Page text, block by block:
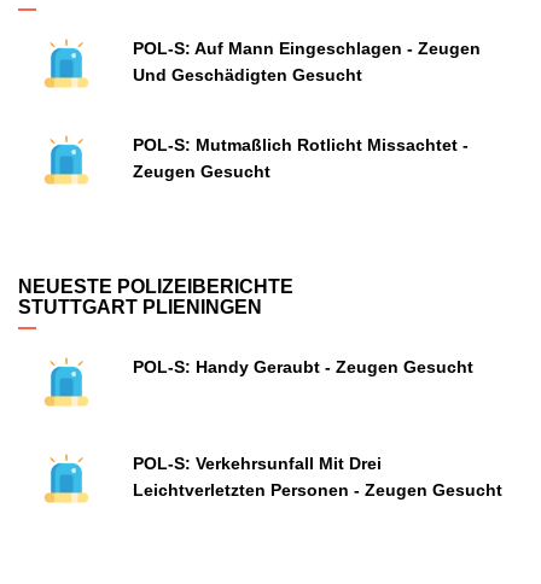
POL-S: Auf Mann Eingeschlagen - Zeugen
Und Geschädigten Gesucht
POL-S: Mutmaßlich Rotlicht Missachtet -
Zeugen Gesucht
NEUESTE POLIZEIBERICHTE
STUTTGART PLIENINGEN
POL-S: Handy Geraubt - Zeugen Gesucht
POL-S: Verkehrsunfall Mit Drei
Leichtverletzten Personen - Zeugen Gesucht